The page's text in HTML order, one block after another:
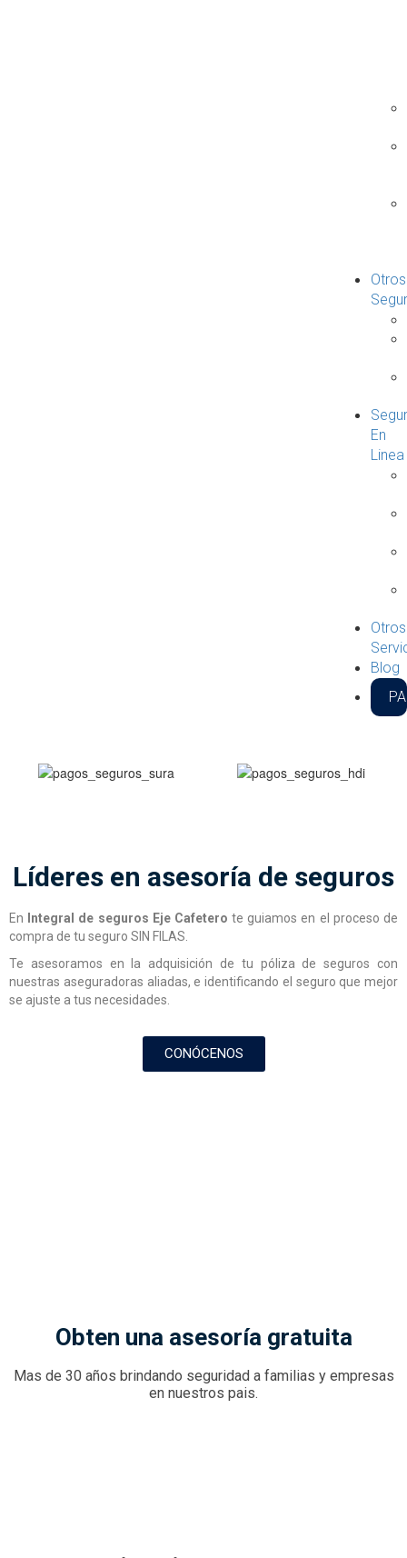
Otros
En
Linea
Otros
Blog
Líderes en asesoría de seguros
En Integral de seguros Eje Cafetero te guiamos en el proceso de
compra de tu seguro SIN FILAS.
Te asesoramos en la adquisición de tu póliza de seguros con
nuestras aseguradoras aliadas, e identificando el seguro que mejor
se ajuste a tus necesidades.
CONÓCENOS
Obten una asesoría gratuita
Mas de 30 años brindando seguridad a familias y empresas
en nuestros pais.